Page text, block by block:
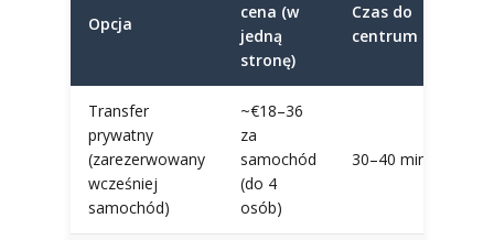
Opcja
cena (w
jedną
stronę)
Czas do
centrum
Transfer
prywatny
(zarezerwowany
wcześniej
samochód)
~€18–36
za
samochód
(do 4
osób)
30–40 min